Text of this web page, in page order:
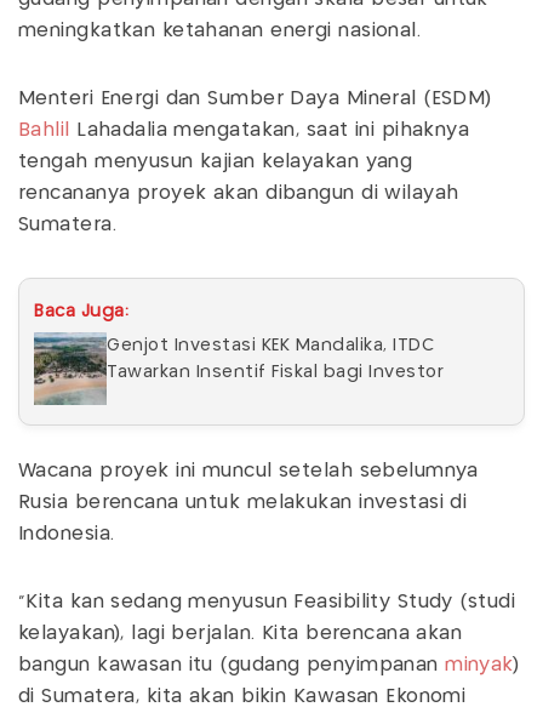
meningkatkan ketahanan energi nasional.
Menteri Energi dan Sumber Daya Mineral (ESDM)
Bahlil
Lahadalia mengatakan, saat ini pihaknya
tengah menyusun kajian kelayakan yang
rencananya proyek akan dibangun di wilayah
Sumatera.
Baca Juga:
Genjot Investasi KEK Mandalika, ITDC
Tawarkan Insentif Fiskal bagi Investor
Wacana proyek ini muncul setelah sebelumnya
Rusia berencana untuk melakukan investasi di
Indonesia.
"Kita kan sedang menyusun Feasibility Study (studi
kelayakan), lagi berjalan. Kita berencana akan
bangun kawasan itu (gudang penyimpananminyak)
di Sumatera, kita akan bikin Kawasan Ekonomi